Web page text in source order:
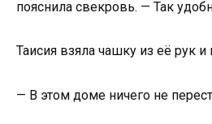
пояснила свекровь. — Так
Таисия взяла чашку из её рук и
— В этом доме ничего не